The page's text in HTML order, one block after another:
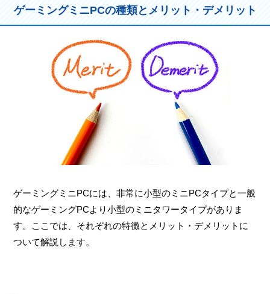
ゲーミングミニPCの種類とメリット・デメリット
ゲーミングミニPCには、非常に小型のミニPCタイプと一般
的なゲーミングPCより小型のミニタワータイプがありま
す。ここでは、それぞれの特徴とメリット・デメリットに
ついて解説します。